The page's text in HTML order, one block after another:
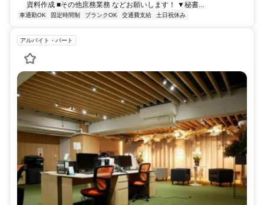
資料作成 ■その他庶務業務 などお願いします！ ▼秘書...
車通勤OK 固定時間制 ブランクOK 交通費支給 土日祝休み
アルバイト・パート